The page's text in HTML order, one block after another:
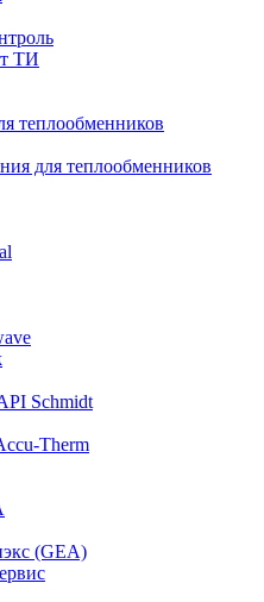
ТИ
теплообменников
для теплообменников
Schmidt
Therm
(GEA)